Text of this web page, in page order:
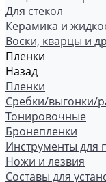
Для стекол
Керамика и
Воски, кварцы и др
Пленки
Назад
Пленки
Сребки/выгонки/
Тонировочные
Бронепленки
Инструменты для
Ножи и лезвия
Составы для